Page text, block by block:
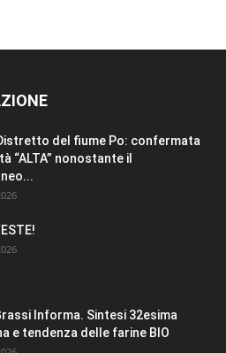
del fiume Po: confermata
“ALTA” nonostante il
Informa. Sintesi 32esima
e tendenza delle farine BIO